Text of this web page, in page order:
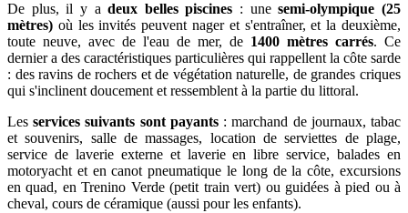
De plus, il y a deux belles piscines : unesemi-olympique (25
mètres) où les invités peuvent nager et s'entraîner, et la deuxième,
toute neuve, avec de l'eau de mer, de 1400 mètres carrés. Ce
dernier a des caractéristiques particulières qui rappellent la côte sarde
: des ravins de rochers et de végétation naturelle, de grandes criques
qui s'inclinent doucement et ressemblent à la partie du littoral.
Lesservices suivants sont payants: marchand de journaux, tabac
et souvenirs, salle de massages, location de serviettes de plage,
service de laverie externe et laverie en libre service, balades en
motoryacht et en canot pneumatique le long de la côte, excursions
en quad, en Trenino Verde (petit train vert) ou guidées à pied ou à
cheval, cours de céramique (aussi pour les enfants).